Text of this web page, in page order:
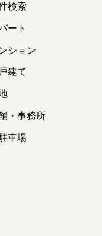
検索
ート
ション
建て
・事務所
車場